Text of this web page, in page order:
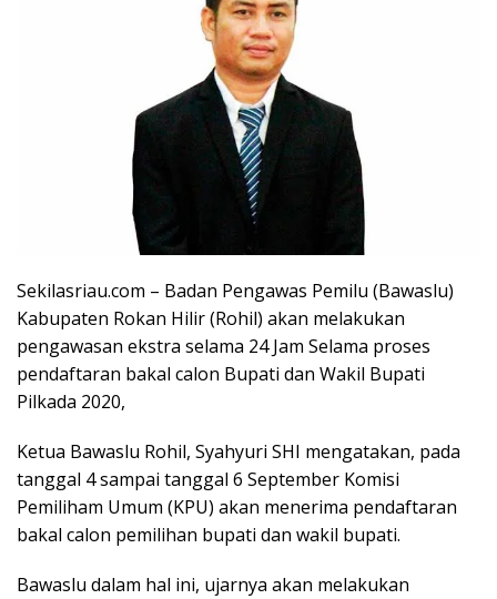
Sekilasriau.com – Badan Pengawas Pemilu (Bawaslu)
Kabupaten Rokan Hilir (Rohil) akan melakukan
pengawasan ekstra selama 24 Jam Selama proses
pendaftaran bakal calon Bupati dan Wakil Bupati
Pilkada 2020,
Ketua Bawaslu Rohil, Syahyuri SHI mengatakan, pada
tanggal 4 sampai tanggal 6 September Komisi
Pemiliham Umum (KPU) akan menerima pendaftaran
bakal calon pemilihan bupati dan wakil bupati.
Bawaslu dalam hal ini, ujarnya akan melakukan